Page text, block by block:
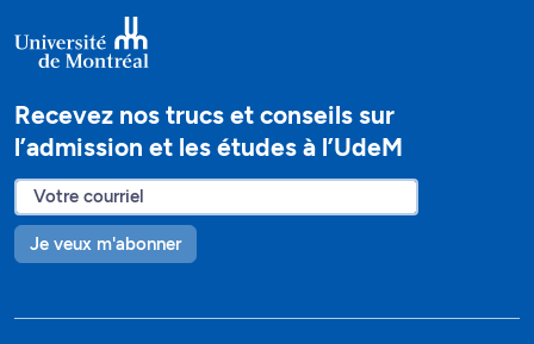
Recevez nos trucs et conseils sur
l’admission et les études à l’UdeM
Je veux m'abonner